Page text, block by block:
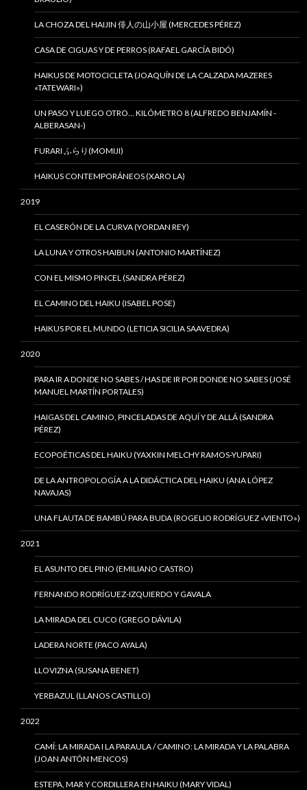
LA CHOZA DEL HAIJIN 俳人の山小屋 (MERCEDES PÉREZ)
CASA DE CIGUAS Y DE PERROS (RAFAEL GARCÍA BIDÓ)
HAIKUS DE MOTOCICLETA (JOAQUÍN DE LA CALZADA MAZERES
«TATEWARI»)
UN PASO Y LUEGO OTRO… KILÓMETRO 8 (ALFREDO BENJAMÍN -
ALBERASAN-)
FURARI ふらり(MOMIJI)
HAIKUS CONTEMPORÁNEOS (XARO LA)
2019
EL CASERÓN DE LA CURVA (YORDAN REY)
LA LUNA Y OTROS HAIBUN (ANTONIO MARTÍNEZ)
CON EL MISMO PINCEL (SANDRA PÉREZ)
EL CAMINO DEL HAIKU (ISABEL POSE)
HAIKUS POR EL MUNDO (LETICIA SICILIA SAAVEDRA)
2020
PARA IR A DONDE NO SABES / HAS DE IR POR DONDE NO SABES (JOSÉ
MANUEL MARTÍN PORTALES)
HAIGAS DEL CAMINO, PINCELADAS DE AQUÍ Y DE ALLÁ (SANDRA
PÉREZ)
ECOPOÉTICAS DEL HAIKU (YAXKIN MELCHY RAMOS-YUPARI)
DE LA ANTROPOLOGÍA A LA DIDÁCTICA DEL HAIKU (ANA LÓPEZ
NAVAJAS)
UNA FLAUTA DE BAMBÚ PARA BUDA (ROGELIO RODRÍGUEZ «VIENTO»)
2021
EL ASUNTO DEL PINO (EMILIANO CASTRO)
FERNANDO RODRÍGUEZ-IZQUIERDO Y GAVALA
LA MIRADA DEL CUCO (GREGO DÁVILA)
LADERA NORTE (PACO AYALA)
LLOVIZNA (SUSANA BENET)
YERBAZUL (LLANOS CASTILLO)
2022
CAMÍ: LA MIRADA I LA PARAULA / CAMINO: LA MIRADA Y LA PALABRA
(JOAN ANTÓN MENCOS)
ESTEPA, MAR Y CORDILLERA EN HAIKU (MARY VIDAL)